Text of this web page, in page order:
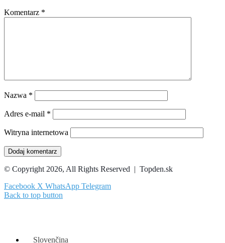
Komentarz *
Nazwa *
Adres e-mail *
Witryna internetowa
© Copyright 2026, All Rights Reserved | Topden.sk
Facebook X WhatsApp Telegram
Back to top button
Slovenčina